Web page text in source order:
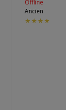
Offline
Ancien
★★★★